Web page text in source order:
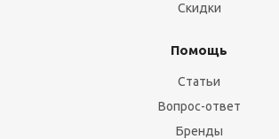
Скидки
Помощь
Статьи
Вопрос-ответ
Бренды